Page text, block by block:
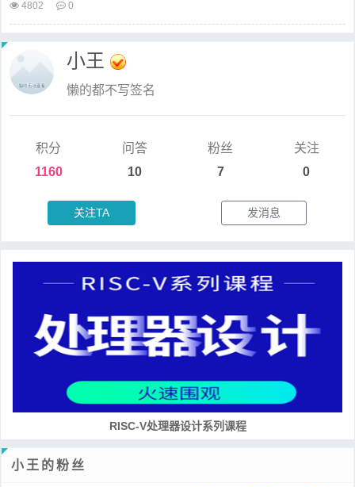
4802 0
小王
懒的都不写签名
积分
1160
问答
10
粉丝
7
关注
0
关注TA 发消息
培养RISC-V大学土壤 共建RISC-V教育生态
小王的粉丝